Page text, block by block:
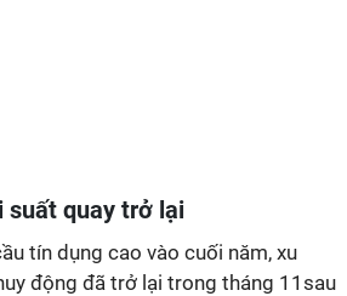
suất quay trở lại
tín dụng cao vào cuối năm, xu
động đã trở lại trong tháng 11sau